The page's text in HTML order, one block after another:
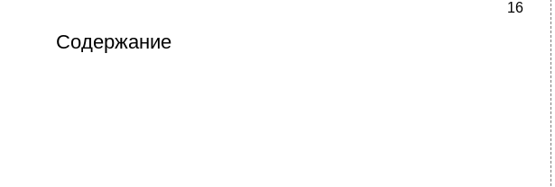
16
Содержание